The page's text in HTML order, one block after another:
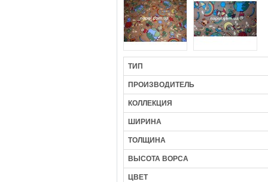
ТИП
ПРОИЗВОДИТЕЛЬ
КОЛЛЕКЦИЯ
ШИРИНА
ТОЛЩИНА
ВЫСОТА ВОРСА
ЦВЕТ